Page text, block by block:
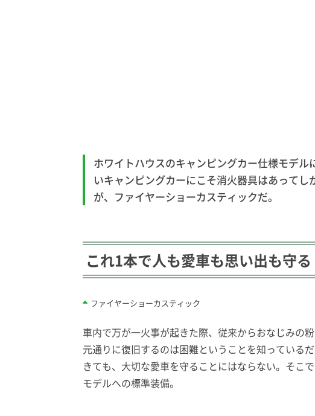
ホワイトハウスのキャンピングカー仕様モデ
いキャンピングカーにこそ消火器具はあって
が、ファイヤーショーカスティックだ。
これ1本で人も愛車も思い出も守る
ファイヤーショーカスティック
車内で万が一火事が起きた際、従来からおなじみの
元通りに復旧するのは困難ということを知っている
きても、大切な愛車を守ることにはならない。そこ
モデルへの標準装備。